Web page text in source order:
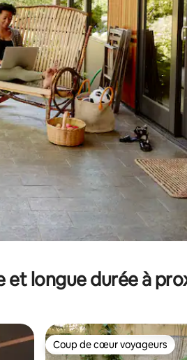
les parcourir ou en appuyant et en
et longue durée à
Coup de cœur voyageurs
Coup de cœur voyageurs